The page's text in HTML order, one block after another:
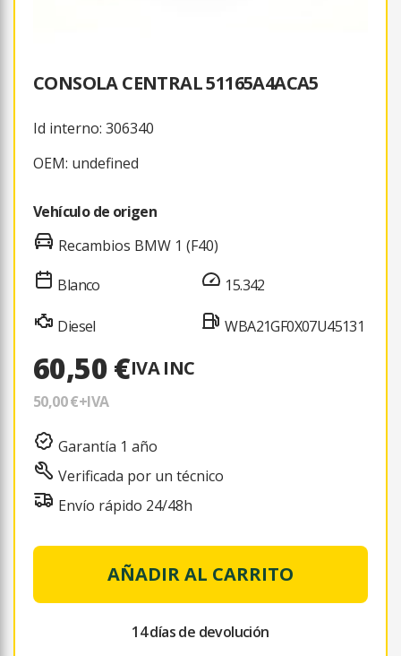
CONSOLA CENTRAL 51165A4ACA5
Id interno: 306340
OEM: undefined
Vehículo de origen
Recambios BMW 1 (F40)
Blanco
Diesel
15.342
WBA21GF0X07U45131
60,50 €IVA INC
50,00 €+IVA
Garantía 1 año
Verificada por un técnico
Envío rápido 24/48h
AÑADIR AL CARRITO
14 días de devolución